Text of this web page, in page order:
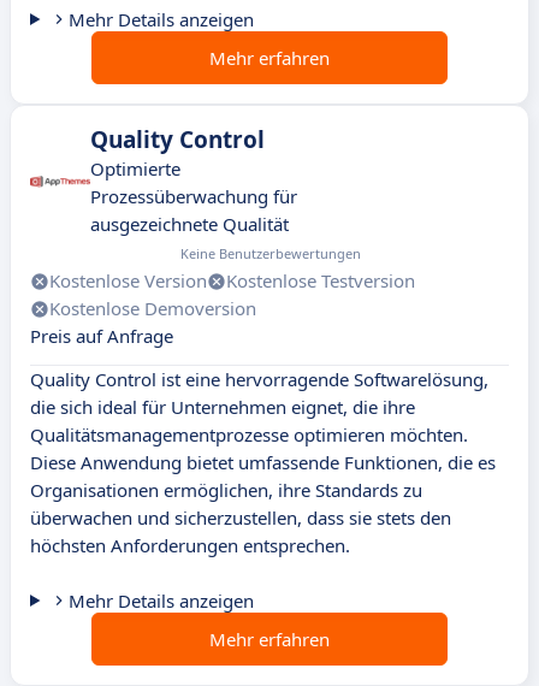
Mehr Details anzeigen
Mehr erfahren
Quality Control
Optimierte
Prozessüberwachung für
ausgezeichnete Qualität
Keine Benutzerbewertungen
Kostenlose Version
Kostenlose Testversion
Kostenlose Demoversion
Preis auf Anfrage
Quality Control ist eine hervorragende Softwarelösung,
die sich ideal für Unternehmen eignet, die ihre
Qualitätsmanagementprozesse optimieren möchten.
Diese Anwendung bietet umfassende Funktionen, die es
Organisationen ermöglichen, ihre Standards zu
überwachen und sicherzustellen, dass sie stets den
höchsten Anforderungen entsprechen.
Mehr Details anzeigen
Mehr erfahren